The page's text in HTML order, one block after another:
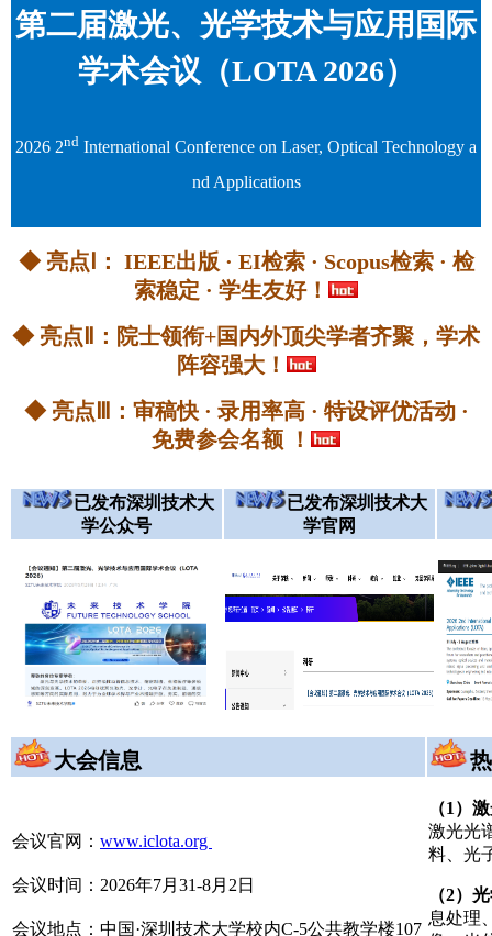
第二届激光、光学技术与应用国际
学术会议（LOTA 2026）
2026 2nd International Conference on Laser, Optical Technology a
nd Applications
◆ 亮点Ⅰ： IEEE出版 · EI检索 · Scopus检索 · 检
索稳定 · 学生友好！
◆ 亮点Ⅱ： 院士领衔+国内外顶尖学者齐聚，学术
阵容强大！
◆ 亮点Ⅲ：审稿快 · 录用率高 · 特设评优活动 ·
免费参会名额 ！
已发布深圳技术大
学公众号
已发布深圳技术大
学官网
大会信息
会议官网： www.iclota.org
会议时间：2026年7月31-8月2日
会议地点：中国·深圳技术大学校内C-5公共教学楼107
（1）
激光光
料、光
（2）
息处理